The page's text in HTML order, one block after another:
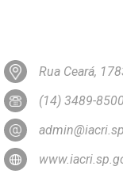
Rua Ceará,
(14) 3489-8500